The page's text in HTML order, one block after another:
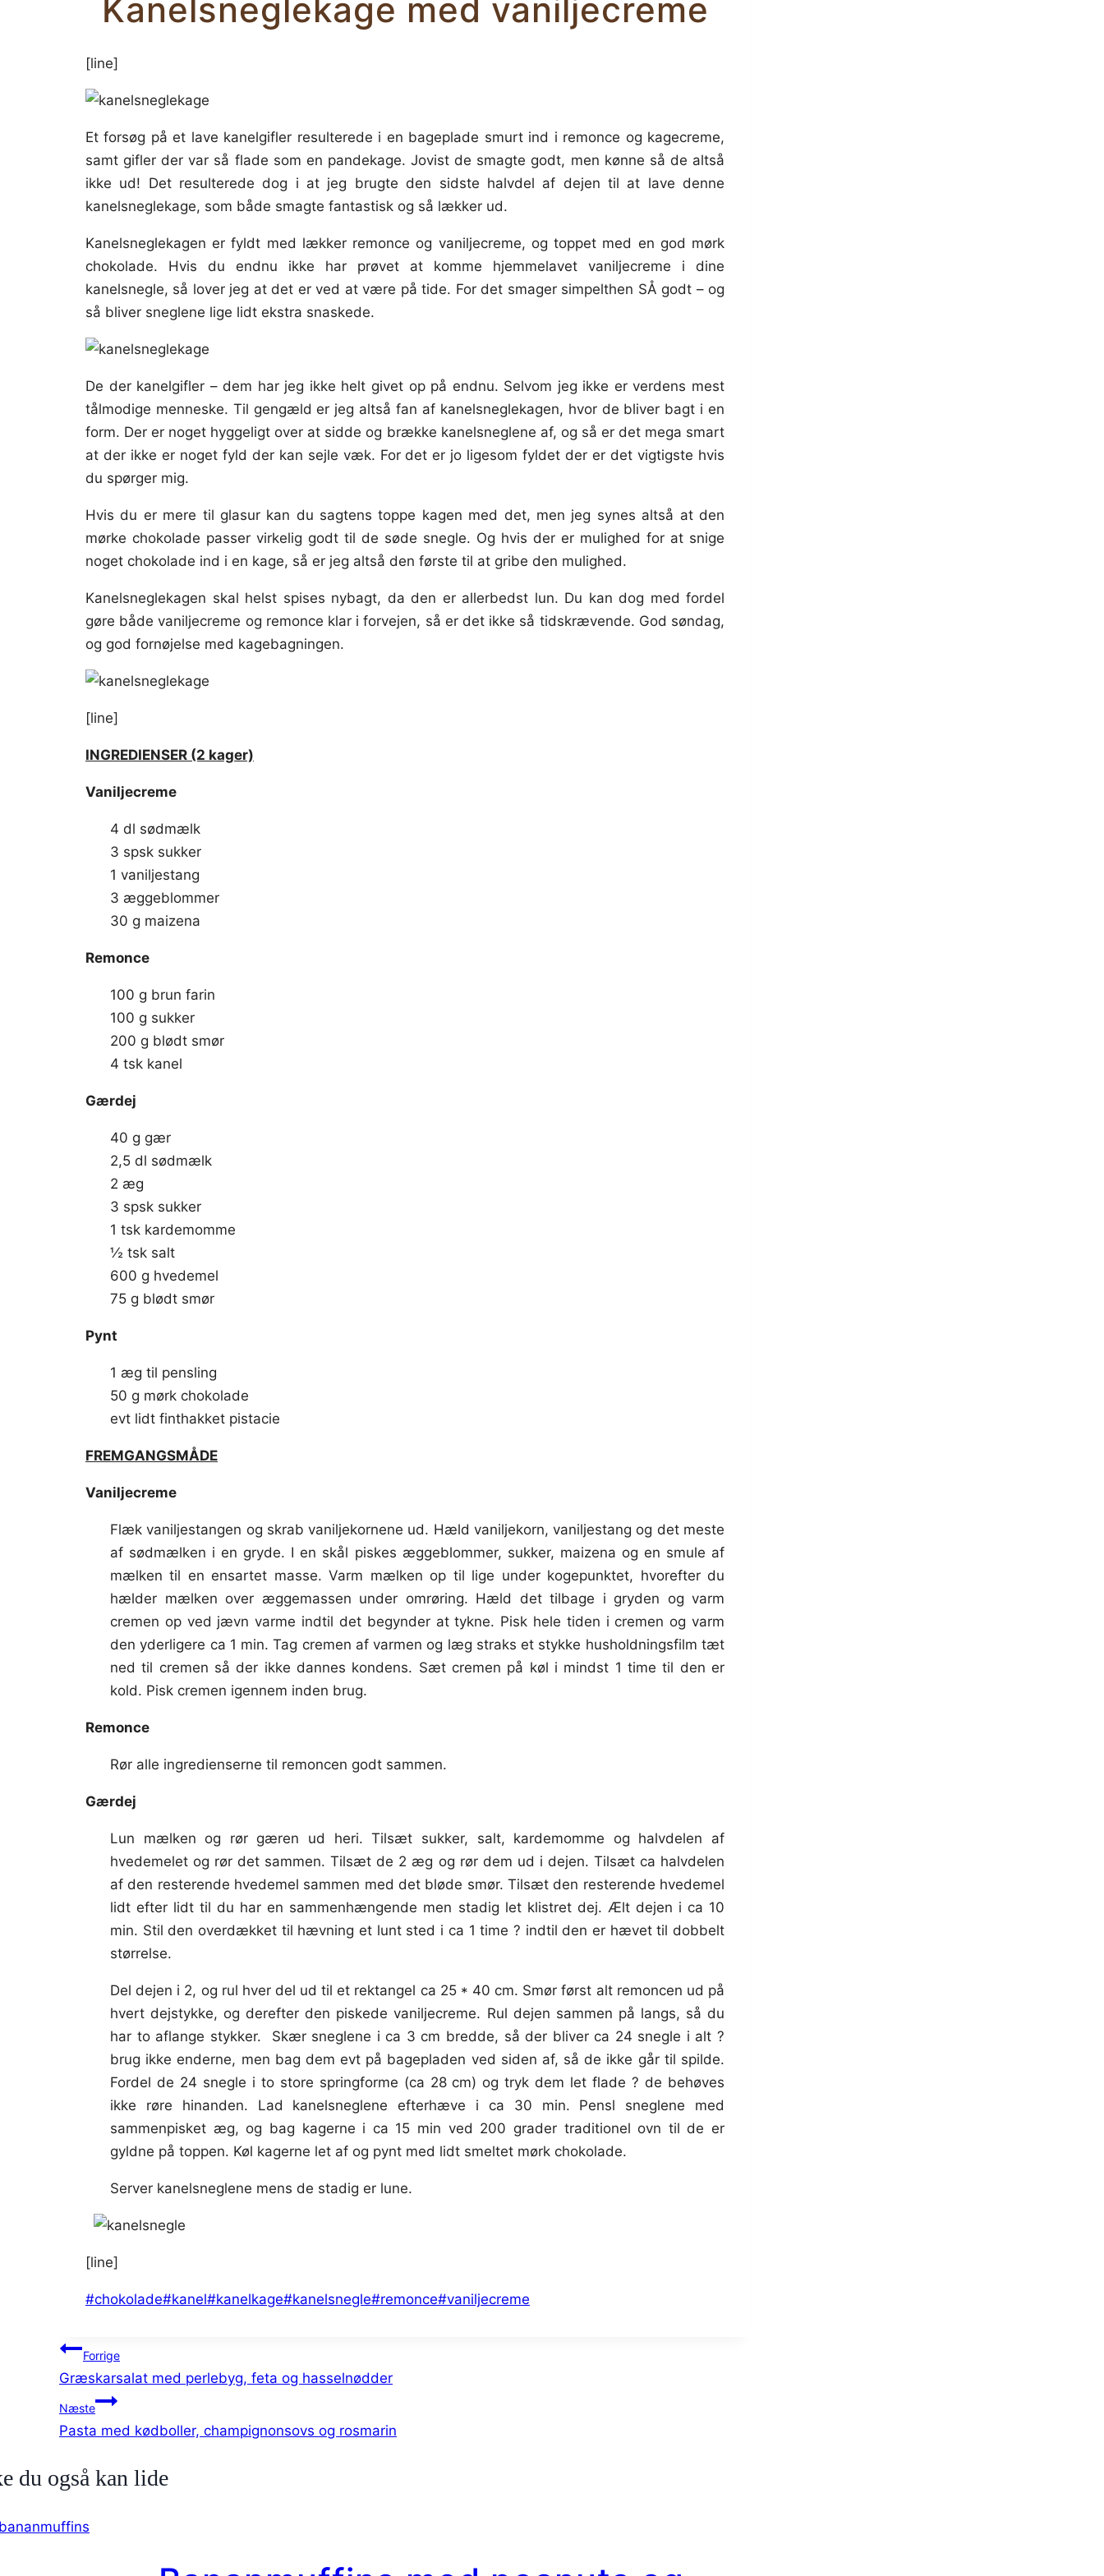
Kanelsneglekage med vaniljecreme
[line]
Et forsøg på et lave kanelgifler resulterede i en bageplade smurt ind i remonce og kagecreme,
samt gifler der var så flade som en pandekage. Jovist de smagte godt, men kønne så de altså
ikke ud! Det resulterede dog i at jeg brugte den sidste halvdel af dejen til at lave denne
kanelsneglekage, som både smagte fantastisk og så lækker ud.
Kanelsneglekagen er fyldt med lækker remonce og vaniljecreme, og toppet med en god mørk
chokolade. Hvis du endnu ikke har prøvet at komme hjemmelavet vaniljecreme i dine
kanelsnegle, så lover jeg at det er ved at være på tide. For det smager simpelthen SÅ godt – og
så bliver sneglene lige lidt ekstra snaskede.
De der kanelgifler – dem har jeg ikke helt givet op på endnu. Selvom jeg ikke er verdens mest
tålmodige menneske. Til gengæld er jeg altså fan af kanelsneglekagen, hvor de bliver bagt i en
form. Der er noget hyggeligt over at sidde og brække kanelsneglene af, og så er det mega smart
at der ikke er noget fyld der kan sejle væk. For det er jo ligesom fyldet der er det vigtigste hvis
du spørger mig.
Hvis du er mere til glasur kan du sagtens toppe kagen med det, men jeg synes altså at den
mørke chokolade passer virkelig godt til de søde snegle. Og hvis der er mulighed for at snige
noget chokolade ind i en kage, så er jeg altså den første til at gribe den mulighed.
Kanelsneglekagen skal helst spises nybagt, da den er allerbedst lun. Du kan dog med fordel
gøre både vaniljecreme og remonce klar i forvejen, så er det ikke så tidskrævende. God søndag,
og god fornøjelse med kagebagningen.
[line]
INGREDIENSER (2 kager)
Vaniljecreme
4 dl sødmælk
3 spsk sukker
1 vaniljestang
3 æggeblommer
30 g maizena
Remonce
100 g brun farin
100 g sukker
200 g blødt smør
4 tsk kanel
Gærdej
40 g gær
2,5 dl sødmælk
2 æg
3 spsk sukker
1 tsk kardemomme
½ tsk salt
600 g hvedemel
75 g blødt smør
Pynt
1 æg til pensling
50 g mørk chokolade
evt lidt finthakket pistacie
FREMGANGSMÅDE
Vaniljecreme
Flæk vaniljestangen og skrab vaniljekornene ud. Hæld vaniljekorn, vaniljestang og det meste
af sødmælken i en gryde. I en skål piskes æggeblommer, sukker, maizena og en smule af
mælken til en ensartet masse. Varm mælken op til lige under kogepunktet, hvorefter du
hælder mælken over æggemassen under omrøring. Hæld det tilbage i gryden og varm
cremen op ved jævn varme indtil det begynder at tykne. Pisk hele tiden i cremen og varm
den yderligere ca 1 min. Tag cremen af varmen og læg straks et stykke husholdningsfilm tæt
ned til cremen så der ikke dannes kondens. Sæt cremen på køl i mindst 1 time til den er
kold. Pisk cremen igennem inden brug.
Remonce
Rør alle ingredienserne til remoncen godt sammen.
Gærdej
Lun mælken og rør gæren ud heri. Tilsæt sukker, salt, kardemomme og halvdelen af
hvedemelet og rør det sammen. Tilsæt de 2 æg og rør dem ud i dejen. Tilsæt ca halvdelen
af den resterende hvedemel sammen med det bløde smør. Tilsæt den resterende hvedemel
lidt efter lidt til du har en sammenhængende men stadig let klistret dej. Ælt dejen i ca 10
min. Stil den overdækket til hævning et lunt sted i ca 1 time ? indtil den er hævet til dobbelt
størrelse.
Del dejen i 2, og rul hver del ud til et rektangel ca 25 * 40 cm. Smør først alt remoncen ud på
hvert dejstykke, og derefter den piskede vaniljecreme. Rul dejen sammen på langs, så du
har to aflange stykker. Skær sneglene i ca 3 cm bredde, så der bliver ca 24 snegle i alt ?
brug ikke enderne, men bag dem evt på bagepladen ved siden af, så de ikke går til spilde.
Fordel de 24 snegle i to store springforme (ca 28 cm) og tryk dem let flade ? de behøves
ikke røre hinanden. Lad kanelsneglene efterhæve i ca 30 min. Pensl sneglene med
sammenpisket æg, og bag kagerne i ca 15 min ved 200 grader traditionel ovn til de er
gyldne på toppen. Køl kagerne let af og pynt med lidt smeltet mørk chokolade.
Server kanelsneglene mens de stadig er lune.
[line]
Indlæg-
#chokolade#kanel#kanelkage#kanelsnegle#remonce#vaniljecreme
Indlægsnavigation
Forrige
Græskarsalat med perlebyg, feta og hasselnødder
Næste
Pasta med kødboller, champignonsovs og rosmarin
du også kan lide